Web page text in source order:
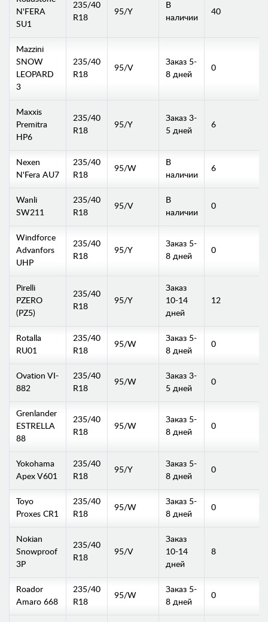
N'FERA
SU1
235/40
R18
95/Y
В
наличии
40
Mazzini
SNOW
LEOPARD
3
235/40
R18
95/V
Заказ 5-
8 дней
0
Maxxis
Premitra
HP6
235/40
R18
95/Y
Заказ 3-
5 дней
6
Nexen
N'Fera AU7
235/40
R18
95/W
В
наличии
6
Wanli
SW211
235/40
R18
95/V
В
наличии
0
Windforce
Advanfors
UHP
235/40
R18
95/Y
Заказ 5-
8 дней
0
Pirelli
PZERO
(PZ5)
235/40
R18
95/Y
Заказ
10-14
дней
12
Rotalla
RU01
235/40
R18
95/W
Заказ 5-
8 дней
0
Ovation VI-
882
235/40
R18
95/W
Заказ 3-
5 дней
0
Grenlander
ESTRELLA
88
235/40
R18
95/W
Заказ 5-
8 дней
0
Yokohama
Apex V601
235/40
R18
95/Y
Заказ 5-
8 дней
0
Toyo
Proxes CR1
235/40
R18
95/W
Заказ 5-
8 дней
0
Nokian
Snowproof
3P
235/40
R18
95/V
Заказ
10-14
дней
8
Roador
Amaro 668
235/40
R18
95/W
Заказ 5-
8 дней
0